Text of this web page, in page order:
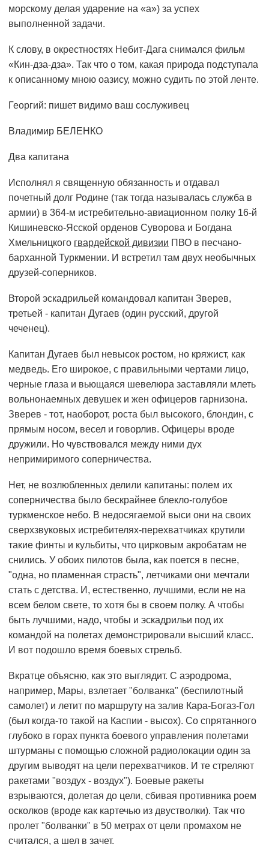
морскому делая ударение на «а») за успех
выполненной задачи.
К слову, в окрестностях Небит-Дага снимался фильм
«Кин-дза-дза». Так что о том, какая природа подступала
к описанному мною оазису, можно судить по этой ленте.
Георгий: пишет видимо ваш сослуживец
Владимир БЕЛЕНКО
Два капитана
Исполнял я священную обязанность и отдавал
почетный долг Родине (так тогда называлась служба в
армии) в 364-м истребительно-авиационном полку 16-й
Кишиневско-Ясской орденов Суворова и Богдана
Хмельницкого гвардейской дивизии ПВО в песчано-
барханной Туркмении. И встретил там двух необычных
друзей-соперников.
Второй эскадрильей командовал капитан Зверев,
третьей - капитан Дугаев (один русский, другой
чеченец).
Капитан Дугаев был невысок ростом, но кряжист, как
медведь. Его широкое, с правильными чертами лицо,
черные глаза и вьющаяся шевелюра заставляли млеть
вольнонаемных девушек и жен офицеров гарнизона.
Зверев - тот, наоборот, роста был высокого, блондин, с
прямым носом, весел и говорлив. Офицеры вроде
дружили. Но чувствовался между ними дух
непримиримого соперничества.
Нет, не возлюбленных делили капитаны: полем их
соперничества было бескрайнее блекло-голубое
туркменское небо. В недосягаемой выси они на своих
сверхзвуковых истребителях-перехватчиках крутили
такие финты и кульбиты, что цирковым акробатам не
снились. У обоих пилотов была, как поется в песне,
"одна, но пламенная страсть", летчиками они мечтали
стать с детства. И, естественно, лучшими, если не на
всем белом свете, то хотя бы в своем полку. А чтобы
быть лучшими, надо, чтобы и эскадрильи под их
командой на полетах демонстрировали высший класс.
И вот подошло время боевых стрельб.
Вкратце объясню, как это выглядит. С аэродрома,
например, Мары, взлетает "болванка" (беспилотный
самолет) и летит по маршруту на залив Кара-Богаз-Гол
(был когда-то такой на Каспии - высох). Со спрятанного
глубоко в горах пункта боевого управления полетами
штурманы с помощью сложной радиолокации один за
другим выводят на цели перехватчиков. И те стреляют
ракетами "воздух - воздух"). Боевые ракеты
взрываются, долетая до цели, сбивая противника роем
осколков (вроде как картечью из двустволки). Так что
пролет "болванки" в 50 метрах от цели промахом не
считался, а шел в зачет.